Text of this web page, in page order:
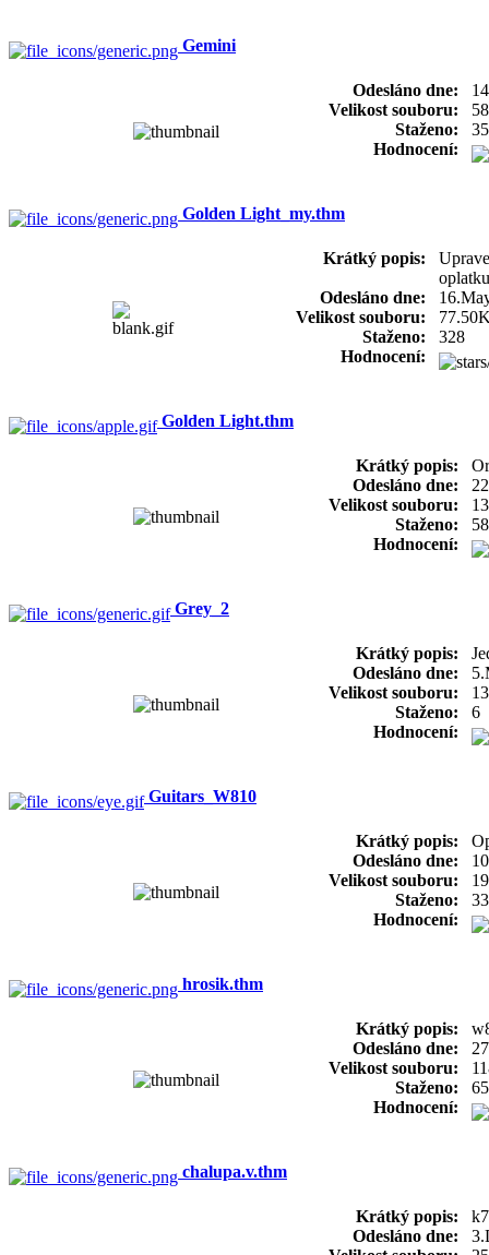
Gemini
Odesláno dne:
Velikost souboru:
Staženo:
Hodnocení:
Golden Light_my.thm
Krátký popis:
Odesláno dne:
Velikost souboru:
Staženo:
328
Hodnocení:
Golden Light.thm
Krátký popis:
Odesláno dne:
Velikost souboru:
Staženo:
Hodnocení:
Grey_2
Krátký popis:
Odesláno dne:
Velikost souboru:
Staženo:
6
Hodnocení:
Guitars_W810
Krátký popis:
Odesláno dne:
Velikost souboru:
Staženo:
Hodnocení:
hrosik.thm
Krátký popis:
Odesláno dne:
Velikost souboru:
Staženo:
Hodnocení:
chalupa.v.thm
Krátký popis:
Odesláno dne: